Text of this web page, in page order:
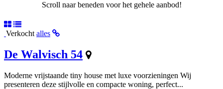
Scroll naar beneden voor het gehele aanbod!
Verkocht alles
De Walvisch 54
Moderne vrijstaande tiny house met luxe voorzieningen Wij
presenteren deze stijlvolle en compacte woning, perfect...